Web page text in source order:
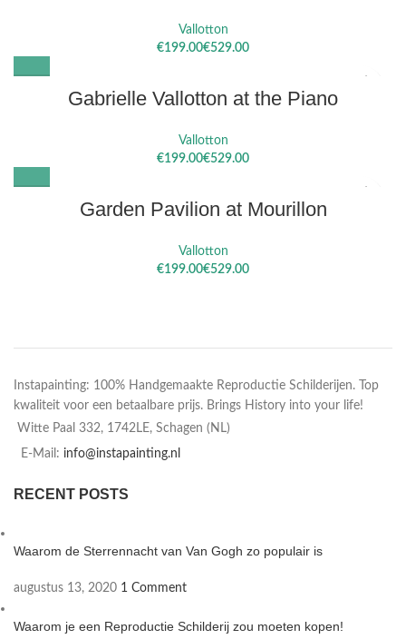
Vallotton
€
€
Gabrielle Vallotton at the Piano
Vallotton
€
€
Garden Pavilion at Mourillon
Vallotton
€
€
Instapainting: 100% Handgemaakte Reproductie Schilderijen. Top
kwaliteit voor een betaalbare prijs. Brings History into your life!
Witte Paal 332, 1742LE, Schagen (NL)
E-Mail: info@instapainting.nl
RECENT POSTS
Waarom de Sterrennacht van Van Gogh zo populair is
augustus 13, 2020 1 Comment
Waarom je een Reproductie Schilderij zou moeten kopen!